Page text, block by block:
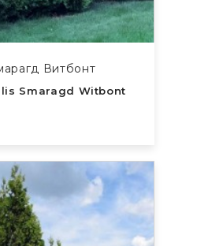
Витбонт
Smaragd Witbont